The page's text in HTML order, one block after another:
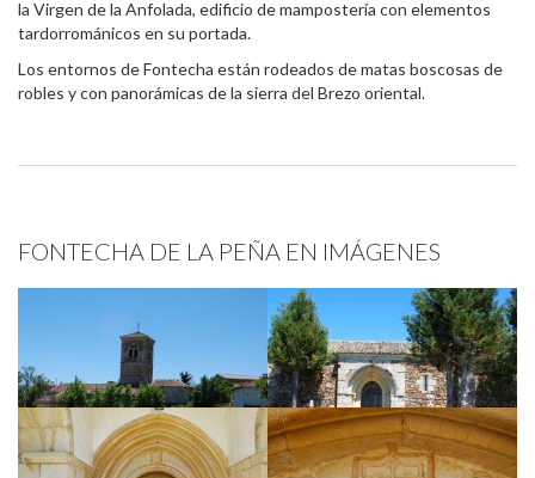
la Virgen de la Anfolada, edificio de mampostería con elementos
tardorrománicos en su portada.
Los entornos de Fontecha están rodeados de matas boscosas de
robles y con panorámicas de la sierra del Brezo oriental.
FONTECHA DE LA PEÑA EN IMÁGENES